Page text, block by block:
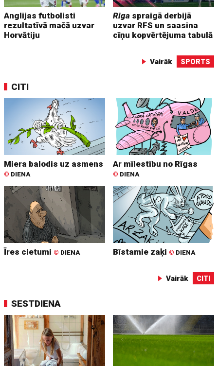
Anglijas futbolisti
rezultatīvā mačā uzvar
Horvātiju
Riga spraigā derbijā
uzvar RFS un saasina
cīņu kopvērtējuma tabulā
Vairāk SPORTS
CITI
Miera balodis uz asmens
© DIENA
Ar mīlestību no Rīgas
© DIENA
Īres cietumi © DIENA Bīstamie zaķi © DIENA
Vairāk CITI
SESTDIENA